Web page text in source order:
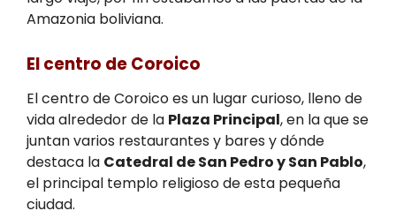
Amazonia boliviana.
El centro de Coroico
El centro de Coroico es un lugar curioso, lleno de
vida alrededor de la Plaza Principal, en la que se
juntan varios restaurantes y bares y dónde
destaca la Catedral de San Pedro y San Pablo,
el principal templo religioso de esta pequeña
ciudad.